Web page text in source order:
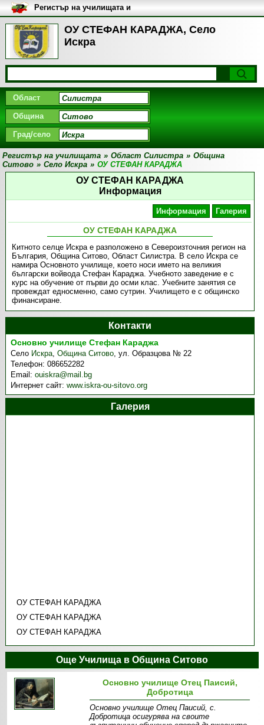
ОУ СТЕФАН КАРАДЖА, Село
Искра
Регистър на училищата и
университетите в България
Област
Община
Град/село
Регистър на училищата » Област Силистра » Община
Ситово » Село Искра » ОУ СТЕФАН КАРАДЖА
ОУ СТЕФАН КАРАДЖА
Информация
Информация Галерия
ОУ СТЕФАН КАРАДЖА
Китното селце Искра е разположено в Североизточния регион на
България, Община Ситово, Област Силистра. В село Искра се
намира Основното училище, което носи името на великия
български войвода Стефан Караджа. Учебното заведение е с
курс на обучение от първи до осми клас. Учебните занятия се
провеждат едносменно, само сутрин. Училището е с общинско
финансиране.
Контакти
Основно училище Стефан Караджа
Село Искра,Община Ситово,ул. Образцова № 22
Телефон:086652282
Email:ouiskra@mail.bg
Интернет сайт:www.iskra-ou-sitovo.org
Галерия
ОУ СТЕФАН КАРАДЖА
ОУ СТЕФАН КАРАДЖА
ОУ СТЕФАН КАРАДЖА
Още Училища в Община Ситово
Основно училище Отец Паисий,
Добротица
Основно училище Отец Паисий, с.
Добротица осигурява на своите